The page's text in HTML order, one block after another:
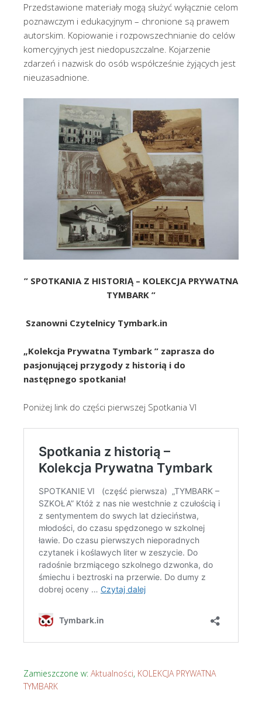
Przedstawione materiały mogą służyć wyłącznie celom
poznawczym i edukacyjnym – chronione są prawem
autorskim. Kopiowanie i rozpowszechnianie do celów
komercyjnych jest niedopuszczalne. Kojarzenie
zdarzeń i nazwisk do osób współcześnie żyjących jest
nieuzasadnione.
” SPOTKANIA Z HISTORIĄ – KOLEKCJA PRYWATNA
TYMBARK ”
Szanowni Czytelnicy Tymbark.in
„Kolekcja Prywatna Tymbark ” zaprasza do
pasjonującej przygody z historią i do
następnego spotkania!
Poniżej link do części pierwszej Spotkania VI
Zamieszczone w: Aktualności, KOLEKCJA PRYWATNA
TYMBARK